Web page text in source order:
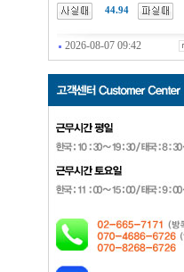
44.94
2026-08-07 09:42